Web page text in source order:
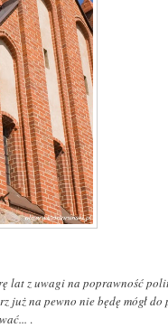
lat z uwagi na poprawność
już na pewno nie będę mógł do
.